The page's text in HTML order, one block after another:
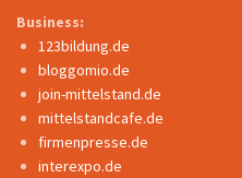
Business:
123bildung.de
bloggomio.de
join-mittelstand.de
mittelstandcafe.de
firmenpresse.de
interexpo.de